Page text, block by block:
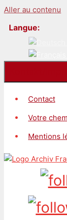
Aller au contenu
Langue:
Contact
Votre
Mentions